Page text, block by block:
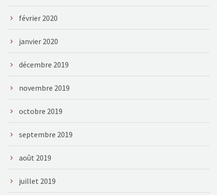
février 2020
janvier 2020
décembre 2019
novembre 2019
octobre 2019
septembre 2019
août 2019
juillet 2019